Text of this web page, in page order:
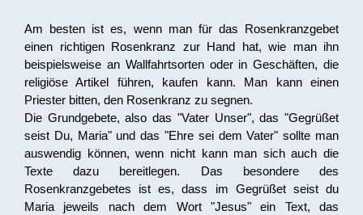
Am besten ist es, wenn man für das Rosenkranzgebet
einen richtigen Rosenkranz zur Hand hat, wie man ihn
beispielsweise an Wallfahrtsorten oder in Geschäften, die
religiöse Artikel führen, kaufen kann. Man kann einen
Priester bitten, den Rosenkranz zu segnen.
Die Grundgebete, also das "Vater Unser", das "Gegrüßet
seist Du, Maria" und das "Ehre sei dem Vater" sollte man
auswendig können, wenn nicht kann man sich auch die
Texte dazu bereitlegen. Das besondere des
Rosenkranzgebetes ist es, dass im Gegrüßet seist du
Maria jeweils nach dem Wort "Jesus" ein Text, das